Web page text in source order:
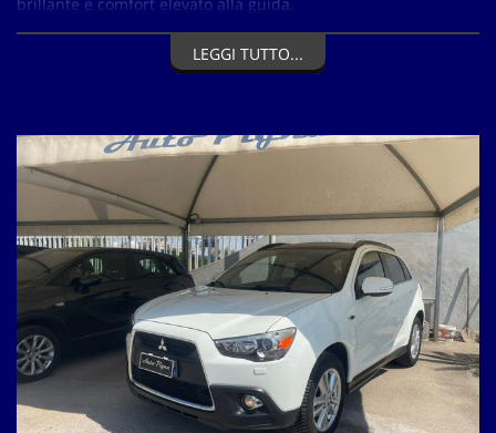
Bracciolo centrale
Sensori luce e pioggia
Tetto panoramico
Comandi al volante
Cerchi in lega
Vetri scuri
Doppia chiave
Ingresso USB, AUX, controllo vocale
Autoradio CD/MP3
Sensori di parcheggio
SCADENZA REVISIONE PERIODICA: 10/2026.
LEGGI TUTTO...